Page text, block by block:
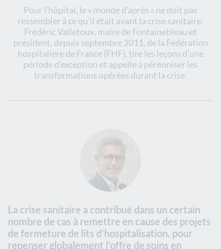
Pour l’hôpital, le « monde d’après » ne doit pas
ressembler à ce qu’il était avant la crise sanitaire.
Frédéric Valletoux, maire de Fontainebleau et
président, depuis septembre 2011, de la Fédération
hospitalière de France (FHF), tire les leçons d’une
période d’exception et appelle à pérenniser les
transformations opérées durant la crise.
La crise sanitaire a contribué dans un certain
nombre de cas à remettre en cause des projets
de fermeture de lits d’hospitalisation, pour
repenser globalement l’offre de soins en